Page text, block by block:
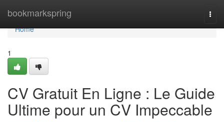
bookmarkspring
Home
Home
1
CV Gratuit En Ligne : Le Guide
Ultime pour un CV Impeccable